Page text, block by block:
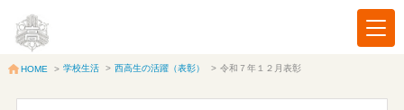
HOME > 学校生活 > 西高生の活躍（表彰） > 令和７年１２月表彰